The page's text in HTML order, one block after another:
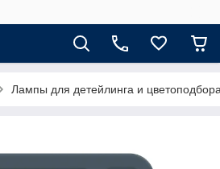
Лампы для детейлинга и